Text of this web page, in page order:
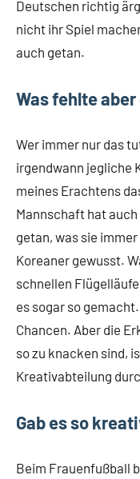
Deutschen richtig
nicht ihr Spiel
auch getan.
Was fehlte
Wer immer nur das
irgendwann jegliche
meines Erachtens
Mannschaft hat
getan, was sie
Koreaner gewusst.
schnellen
es sogar so
Chancen. Aber die
so zu knacken sind,
Kreativabteilung
Gab es so
Beim Frauenfußball